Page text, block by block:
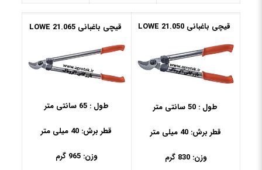
قیچی باغبانی 21.050 LOWE
طول : 50 سانتی متر
قطر برش: 40 میلی متر
وزن: 830 گرم
قیچی باغبانی 21.065 LOWE
طول : 65 سانتی متر
قطر برش: 40 میلی متر
وزن: 965 گرم